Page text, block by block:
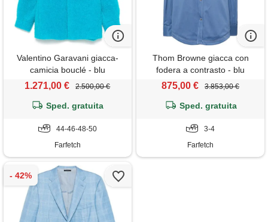
Valentino Garavani giacca-
camicia bouclé - blu
1.271,00 € 2.500,00 €
Sped. gratuita
44-46-48-50
Farfetch
Thom Browne giacca con
fodera a contrasto - blu
875,00 € 3.853,00 €
Sped. gratuita
3-4
Farfetch